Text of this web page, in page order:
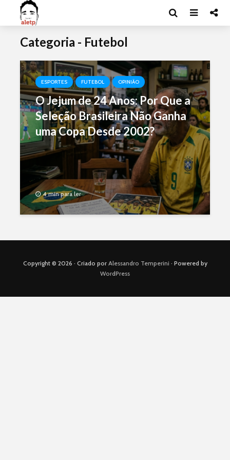
Categoria - Futebol
ESPORTES FUTEBOL OPINIÃO
O Jejum de 24 Anos: Por Que a
Seleção Brasileira Não Ganha
uma Copa Desde 2002?
4 min para ler
Copyright © 2026 · Criado por Alessandro Temperini · Powered by
WordPress